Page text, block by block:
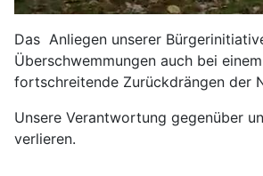
Das Anliegen unserer
Überschwemmungen auch bei
fortschreitende Zurückdrängen der
Unsere Verantwortung gegenüber
verlieren.